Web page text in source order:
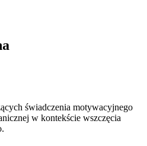
świadczenia motywacyjnego
w kontekście wszczęcia